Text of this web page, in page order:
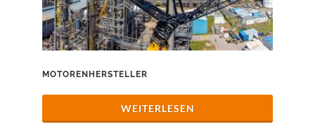
MOTORENHERSTELLER
WEITERLESEN